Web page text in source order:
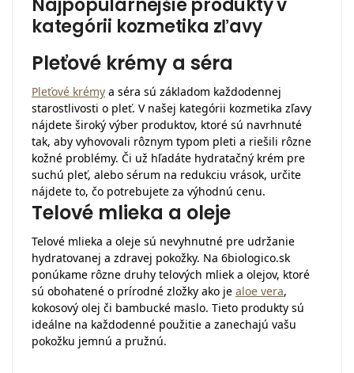
Najpopulárnejšie produkty v
kategórii kozmetika zľavy
Pleťové krémy a séra
Pleťové krémy a séra sú základom každodennej
starostlivosti o pleť. V našej kategórii kozmetika zľavy
nájdete široký výber produktov, ktoré sú navrhnuté
tak, aby vyhovovali rôznym typom pleti a riešili rôzne
kožné problémy. Či už hľadáte hydratačný krém pre
suchú pleť, alebo sérum na redukciu vrások, určite
nájdete to, čo potrebujete za výhodnú cenu.
Telové mlieka a oleje
Telové mlieka a oleje sú nevyhnutné pre udržanie
hydratovanej a zdravej pokožky. Na 6biologico.sk
ponúkame rôzne druhy telových mliek a olejov, ktoré
sú obohatené o prírodné zložky ako je aloe vera,
kokosový olej či bambucké maslo. Tieto produkty sú
ideálne na každodenné použitie a zanechajú vašu
pokožku jemnú a pružnú.